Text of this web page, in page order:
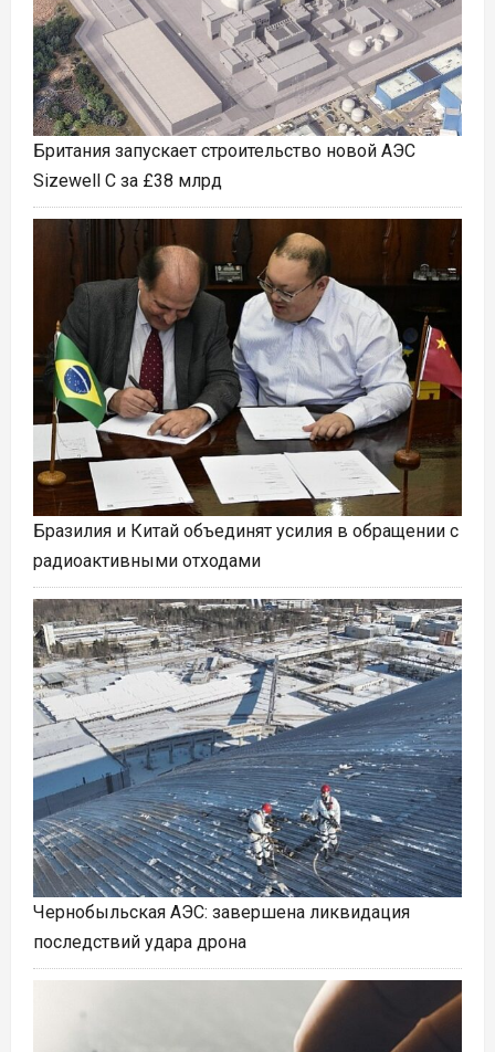
Британия запускает строительство новой АЭС
Sizewell C за £38 млрд
Бразилия и Китай объединят усилия в обращении с
радиоактивными отходами
Чернобыльская АЭС: завершена ликвидация
последствий удара дрона